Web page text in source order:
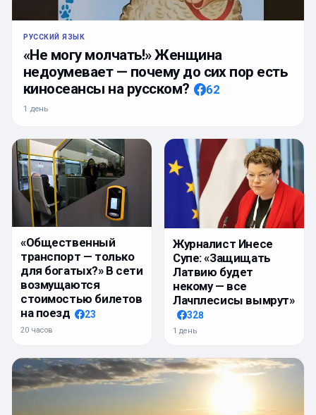
РУССКИЙ ЯЗЫК
«Не могу молчать!» Женщина
недоумевает — почему до сих пор есть
киносеансы на русском?
62
1 день
«Общественный
транспорт — только
для богатых?» В сети
возмущаются
стоимостью билетов
на поезд
23
20 часов
Журналист Инесе
Супе: «Защищать
Латвию будет
некому — все
Лачплесисы вымрут»
328
1 день